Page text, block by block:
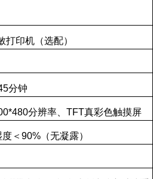
打印机（选配）
分钟
分辨率、 TFT真彩色触摸屏
＜ 90% （无凝露）